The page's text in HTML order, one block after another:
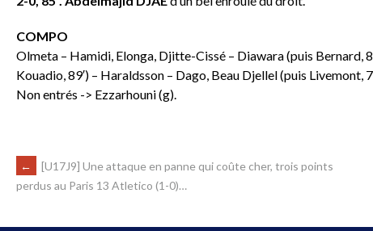
COMPO
Olmeta – Hamidi, Elonga, Djitte-Cissé – Diawara (puis Bernard,
Kouadio, 89′) – Haraldsson – Dago, Beau Djellel (puis Livemont,
Non entrés -> Ezzarhouni (g).
←
[U17J9] Une attaque en panne qui coûte cher, trois points
perdus au Paris 13 Atletico (1-0)…